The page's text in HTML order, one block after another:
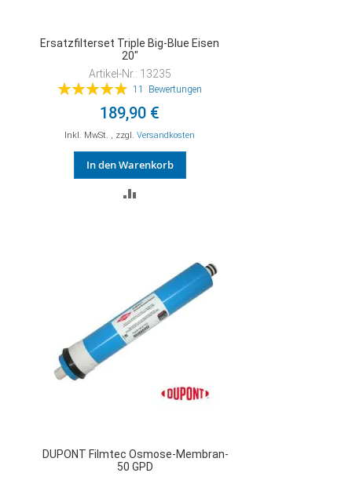
Ersatzfilterset Triple Big-Blue Eisen
20"
Artikel-Nr.: 13235
Bewertung:
11 Bewertungen
189,90 €
Inkl. MwSt. , zzgl. Versandkosten
In den Warenkorb
DUPONT Filmtec Osmose-Membran-
50 GPD